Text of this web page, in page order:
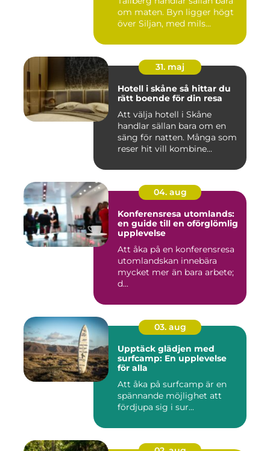
om maten. Byn ligger högt
över Siljan, med mils...
31. maj
Hotell i skåne så hittar du
rätt boende för din resa
Att välja hotell i Skåne
handlar sällan bara om en
säng för natten. Många som
reser hit vill kombine...
04. aug
Konferensresa utomlands:
en guide till en oförglömlig
upplevelse
Att åka på en konferensresa
utomlandskan innebära
mycket mer än bara arbete;
d...
03. aug
Upptäck glädjen med
surfcamp: En upplevelse
för alla
Att åka på surfcamp är en
spännande möjlighet att
fördjupa sig i sur...